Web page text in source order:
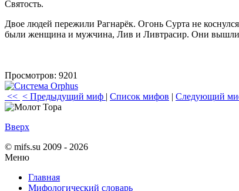
Святость.
Двое людей пережили Рагнарёк. Огонь Сурта не
были женщина и мужчина, Лив и Ливтрасир. Они вышли
Просмотров: 9201
<< < Предыдущий миф | Список мифов | Следующий
Вверх
© mifs.su 2009 - 2026
Меню
Главная
Мифологический словарь